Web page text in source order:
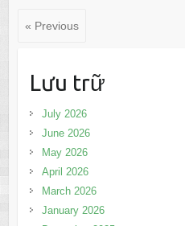
« Previous
Lưu trữ
July 2026
June 2026
May 2026
April 2026
March 2026
January 2026